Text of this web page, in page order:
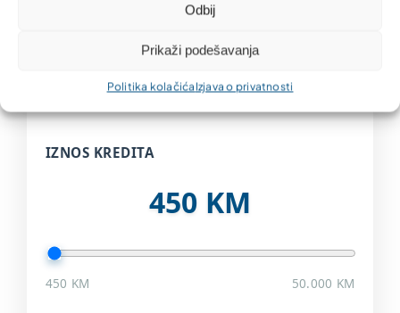
Odbij
Prikaži podešavanja
Politika kolačića Izjava o privatnosti
jednostavno
IZNOS KREDITA
450 KM
450 KM 50.000 KM